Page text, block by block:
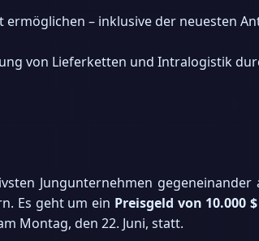
– inklusive der neuesten
von Lieferketten und Intralogistik
Jungunternehmen gegeneinander
Es geht um ein Preisgeld von 10.000 $
Montag, den 22. Juni, statt.